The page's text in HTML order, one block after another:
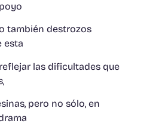
también destrozos
esta
las dificultades que
pero no sólo, en